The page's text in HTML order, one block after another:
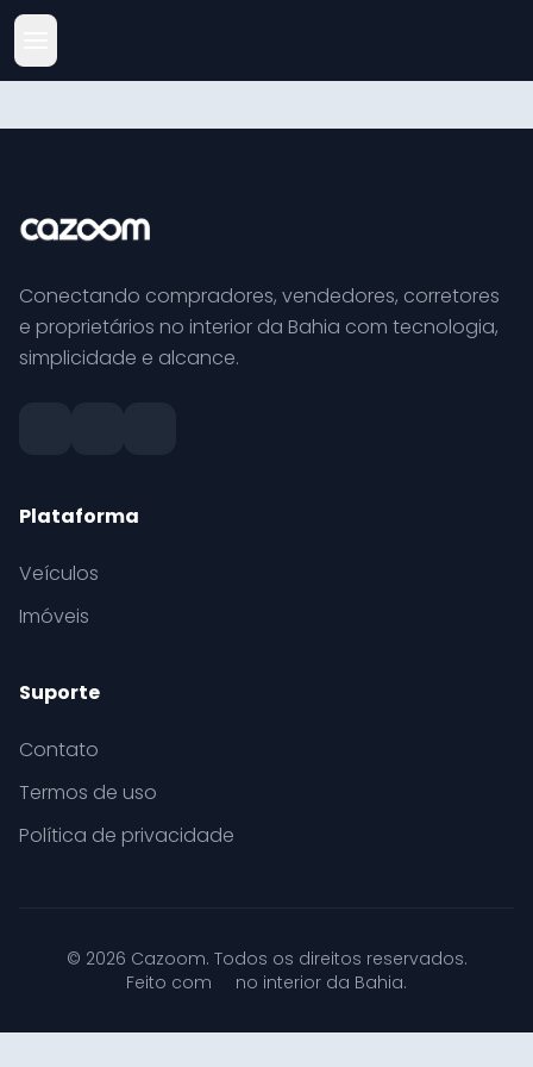
Conectando compradores, vendedores, corretores
e proprietários no interior da Bahia com tecnologia,
simplicidade e alcance.
Plataforma
Veículos
Imóveis
Suporte
Contato
Termos de uso
Política de privacidade
© 2026 Cazoom. Todos os direitos reservados.
Feito com
no interior da Bahia.